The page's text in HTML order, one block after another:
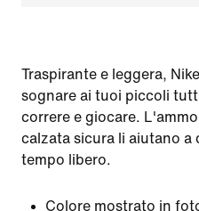
Traspirante e leggera,
sognare ai tuoi piccoli
correre e giocare.
calzata sicura li aiutano a
tempo libero.
Colore mostrato in